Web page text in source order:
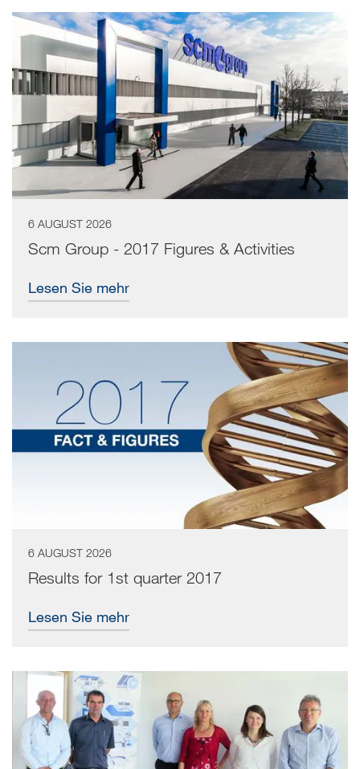
6 AUGUST 2026
Scm Group - 2017 Figures & Activities
Lesen Sie mehr
6 AUGUST 2026
Results for 1st quarter 2017
Lesen Sie mehr